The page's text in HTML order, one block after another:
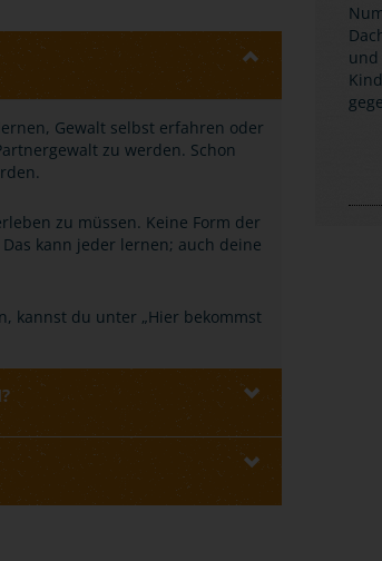
Gewalt selbst erfahren oder
zu werden. Schon
zu müssen. Keine Form der
kann jeder lernen; auch deine
kannst du unter „Hier bekommst
und